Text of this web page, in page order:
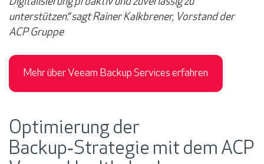
unterstützen.“ sagt Rainer Kalkbrener, Vorstand der
ACP Gruppe
Mehr über Veeam Backup Services erfahren
Optimierung der
Backup‑Strategie mit dem ACP